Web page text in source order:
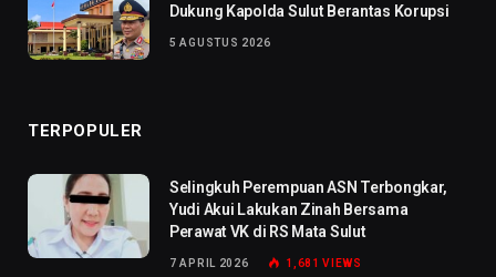
Dukung Kapolda Sulut Berantas Korupsi
5 AGUSTUS 2026
TERPOPULER
Selingkuh Perempuan ASN Terbongkar,
Yudi Akui Lakukan Zinah Bersama
Perawat VK di RS Mata Sulut
7 APRIL 2026 1,681VIEWS